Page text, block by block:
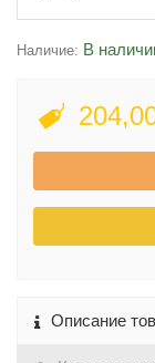
Наличие: В
Описание